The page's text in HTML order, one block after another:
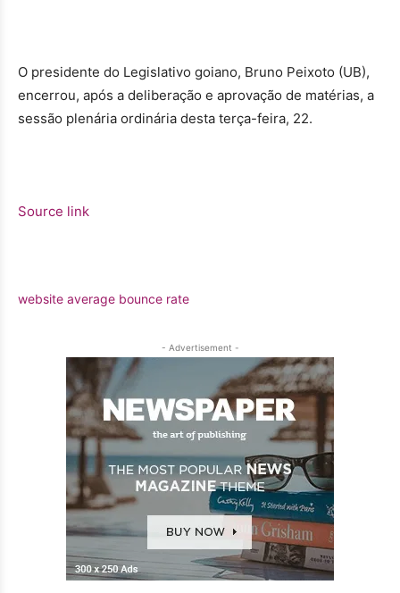
O presidente do Legislativo goiano, Bruno Peixoto (UB),
encerrou, após a deliberação e aprovação de matérias, a
sessão plenária ordinária desta terça-feira, 22.
Source link
website average bounce rate
- Advertisement -